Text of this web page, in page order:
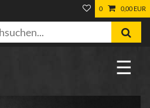
0 0,00 EUR
☰